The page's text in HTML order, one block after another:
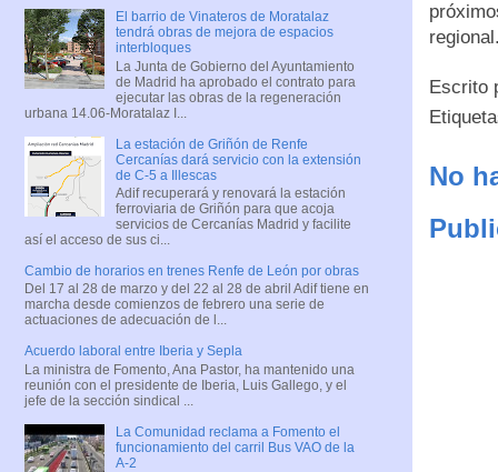
Escrito
No
El barrio de Vinateros de Moratalaz
tendrá obras de mejora de espacios
interbloques
La Junta de Gobierno del Ayuntamiento
de Madrid ha aprobado el contrato para
ejecutar las obras de la regeneración
urbana 14.06-Moratalaz I...
La estación de Griñón de Renfe
Cercanías dará servicio con la extensión
de C-5 a Illescas
Adif recuperará y renovará la estación
ferroviaria de Griñón para que acoja
servicios de Cercanías Madrid y facilite
así el acceso de sus ci...
Cambio de horarios en trenes Renfe de León por obras
Del 17 al 28 de marzo y del 22 al 28 de abril Adif tiene en
marcha desde comienzos de febrero una serie de
actuaciones de adecuación de l...
Acuerdo laboral entre Iberia y Sepla
La ministra de Fomento, Ana Pastor, ha mantenido una
reunión con el presidente de Iberia, Luis Gallego, y el
jefe de la sección sindical ...
La Comunidad reclama a Fomento el
funcionamiento del carril Bus VAO de la
A-2